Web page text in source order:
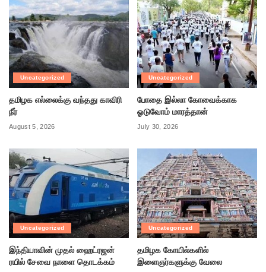
Uncategorized
தமிழக எல்லைக்கு வந்தது காவிரி
நீர்
August 5, 2026
Uncategorized
போதை இல்லா கோவைக்காக
ஓடுவோம் மாரத்தான்
July 30, 2026
Uncategorized
இந்தியாவின் முதல் ஹைட்ரஜன்
ரயில் சேவை நாளை தொடக்கம்
Uncategorized
தமிழக கோயில்களில்
இளைஞர்களுக்கு வேலை